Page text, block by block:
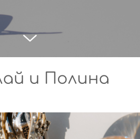
и Полина